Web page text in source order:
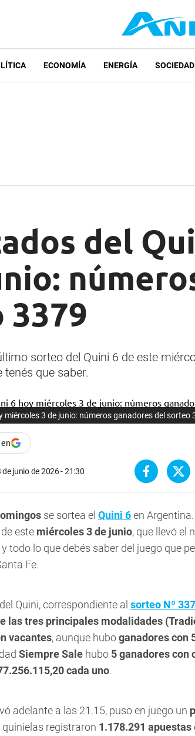
ECONOMÍA ENERGÍA SOCIEDAD
del
sorteo del Quini 6 de este
que saber.
miércoles 3 de junio: números ganadores del sorteo
de junio de 2026 - 21:30
se sortea el Quini 6en
de este miércoles 3 de junio, que llevó el
todo lo que debés saber del juego que
Fe.
Quini, correspondiente al sorteo Nº
las tres principales modalidades
vacantes, aunque huboganadores con
Siempre Sale hubo 5 ganadores con
cada uno.
adelante a las 21.15, puso en juego un
quinielas registraron 1.178.291 apuestas